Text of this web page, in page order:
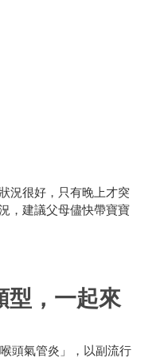
況很好，只有晚上才突
，建議父母儘快帶寶寶
型，一起來
頭氣管炎」，以副流行